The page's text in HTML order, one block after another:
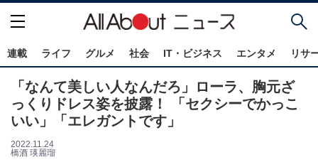
連載 ライフ グルメ 社会 IT・ビジネス エンタメ リサ
「なんて美しい人なんだろ」ローラ、胸元ざ
っくりドレス姿を披露！ 「セクシーでかっこ
いい」「エレガントです」
2022.11.24
橋酒 瑛麗瑠